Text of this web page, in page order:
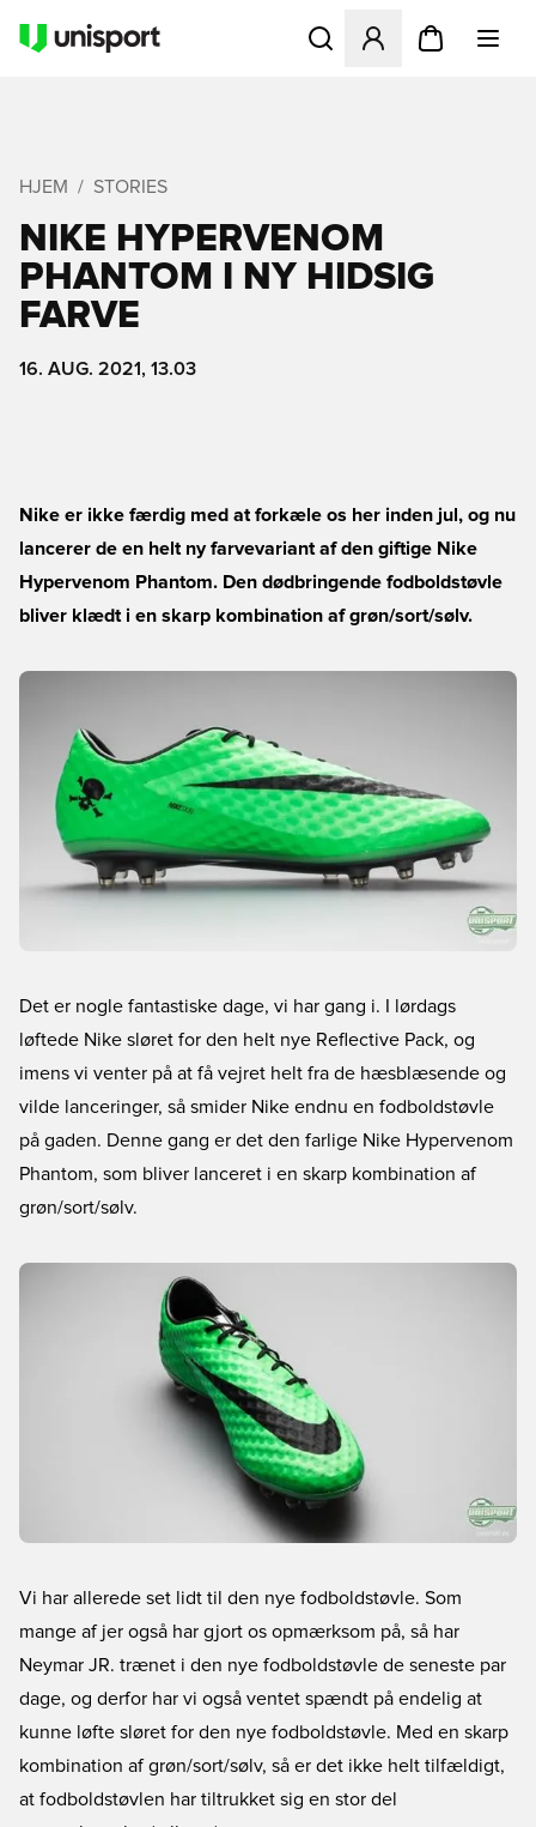
Åbner en Modal til at
HJEM STORIES
NIKE HYPERVENOM
PHANTOM I NY HIDSIG
FARVE
16. AUG. 2021, 13.03
Nike er ikke færdig med at forkæle os her inden jul, og nu
lancerer de en helt ny farvevariant af den giftige Nike
Hypervenom Phantom. Den dødbringende fodboldstøvle
bliver klædt i en skarp kombination af grøn/sort/sølv.
Det er nogle fantastiske dage, vi har gang i. I lørdags
løftede Nike sløret for den helt nye Reflective Pack, og
imens vi venter på at få vejret helt fra de hæsblæsende og
vilde lanceringer, så smider Nike endnu en fodboldstøvle
på gaden. Denne gang er det den farlige Nike Hypervenom
Phantom, som bliver lanceret i en skarp kombination af
grøn/sort/sølv.
Vi har allerede set lidt til den nye fodboldstøvle. Som
mange af jer også har gjort os opmærksom på, så har
Neymar JR. trænet i den nye fodboldstøvle de seneste par
dage, og derfor har vi også ventet spændt på endelig at
kunne løfte sløret for den nye fodboldstøvle. Med en skarp
kombination af grøn/sort/sølv, så er det ikke helt tilfældigt,
at fodboldstøvlen har tiltrukket sig en stor del